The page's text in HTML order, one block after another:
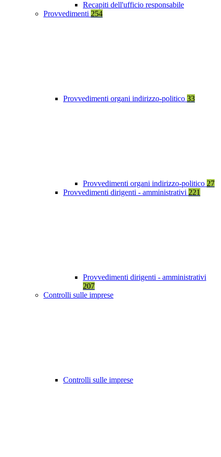
Recapiti dell'ufficio responsabile
Provvedimenti 254
Provvedimenti organi indirizzo-politico 33
Provvedimenti organi indirizzo-politico 27
Provvedimenti dirigenti - amministrativi 221
Provvedimenti dirigenti - amministrativi
207
Controlli sulle imprese
Controlli sulle imprese